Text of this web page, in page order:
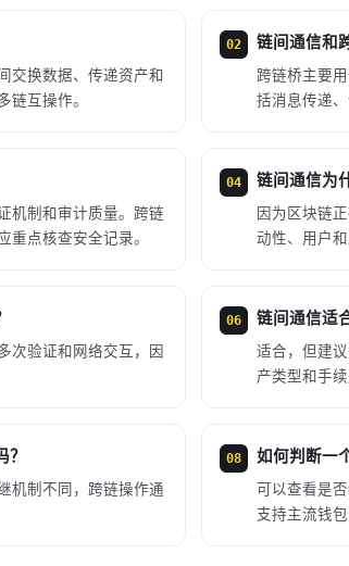
交换数据、传递资产和
链互操作。
02 链间通信和
跨链桥主要
括消息传递
机制和审计质量。跨链
点核查安全记录。
04 链间通信为
因为区块链
动性、用户
次验证和网络交互，因
06 链间通信适
适合，但建
产类型和手
机制不同，跨链操作通
08 如何判断一
可以查看是
支持主流钱